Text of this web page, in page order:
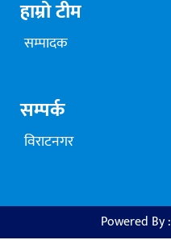
हाम्रो टीम
सम्पादक
सम्पर्क
विराटनगर
Powered By :